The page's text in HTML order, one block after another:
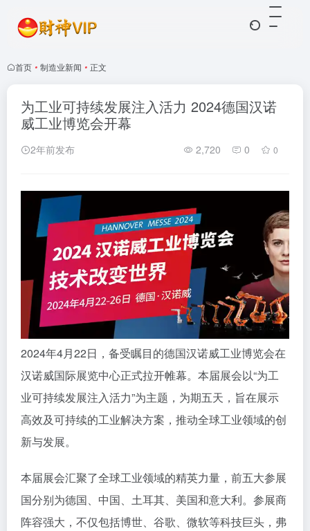
首页 • 制造业新闻 • 正文
为工业可持续发展注入活力 2024德国汉诺
威工业博览会开幕
2年前发布 2,720 0 0
2024年4月22日，备受瞩目的德国汉诺威工业博览会在
汉诺威国际展览中心正式拉开帷幕。本届展会以“为工
业可持续发展注入活力”为主题，为期五天，旨在展示
高效及可持续的工业解决方案，推动全球工业领域的创
新与发展。
本届展会汇聚了全球工业领域的精英力量，前五大参展
国分别为德国、中国、土耳其、美国和意大利。参展商
阵容强大，不仅包括博世、谷歌、微软等科技巨头，弗